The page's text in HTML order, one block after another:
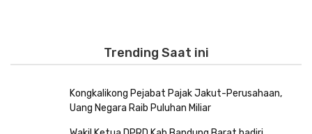
Trending Saat ini
Kongkalikong Pejabat Pajak Jakut-Perusahaan,
Uang Negara Raib Puluhan Miliar